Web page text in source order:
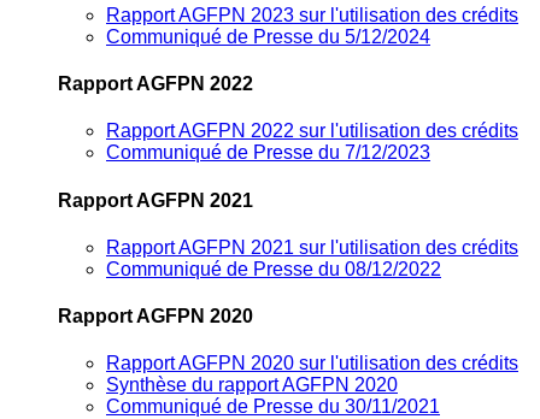
Rapport AGFPN 2023 sur l'utilisation des crédits
Communiqué de Presse du 5/12/2024
Rapport AGFPN 2022
Rapport AGFPN 2022 sur l'utilisation des crédits
Communiqué de Presse du 7/12/2023
Rapport AGFPN 2021
Rapport AGFPN 2021 sur l'utilisation des crédits
Communiqué de Presse du 08/12/2022
Rapport AGFPN 2020
Rapport AGFPN 2020 sur l'utilisation des crédits
Synthèse du rapport AGFPN 2020
Communiqué de Presse du 30/11/2021